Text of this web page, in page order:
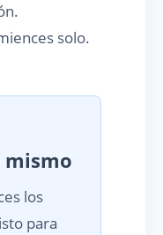
solo.
mismo
los
para